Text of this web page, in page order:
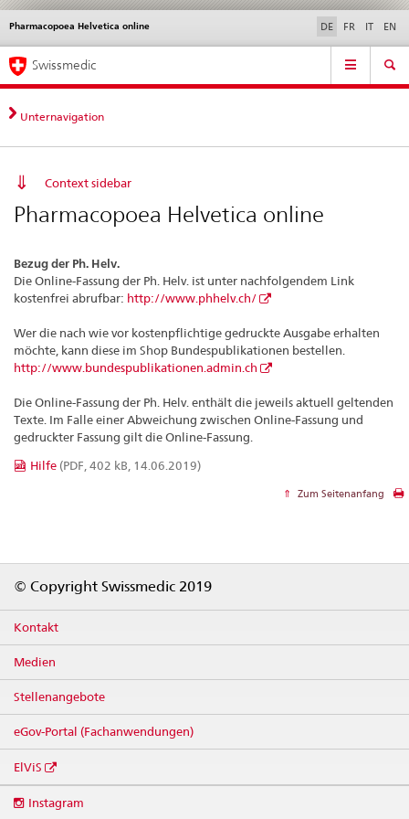
Direktnavigation
News,
Rechtsgrundlagen,
Kontakt
News & Updates Kontakt | Support & Hilfe
Pharmacopoea Helvetica online
Sprachwahl DE FR IT EN
Service
Hauptnavigation
Swissmedic
Unternavigation
Context sidebar
Pharmacopoea Helvetica online
Bezug der Ph. Helv.
Die Online-Fassung der Ph. Helv. ist unter nachfolgendem Link
kostenfrei abrufbar: http://www.phhelv.ch/
Wer die nach wie vor kostenpflichtige gedruckte Ausgabe erhalten
möchte, kann diese im Shop Bundespublikationen bestellen.
http://www.bundespublikationen.admin.ch
Die Online-Fassung der Ph. Helv. enthält die jeweils aktuell geltenden
Texte. Im Falle einer Abweichung zwischen Online-Fassung und
gedruckter Fassung gilt die Online-Fassung.
Hilfe (PDF, 402 kB, 14.06.2019)
Zum Seitenanfang
© Copyright Swissmedic 2019
Kontakt
Medien
Stellenangebote
eGov-Portal (Fachanwendungen)
ElViS
media
Instagram